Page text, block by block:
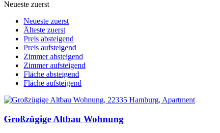
Neueste zuerst
Neueste zuerst
Älteste zuerst
Preis absteigend
Preis aufsteigend
Zimmer absteigend
Zimmer aufsteigend
Fläche absteigend
Fläche aufsteigend
Großzügige Altbau Wohnung